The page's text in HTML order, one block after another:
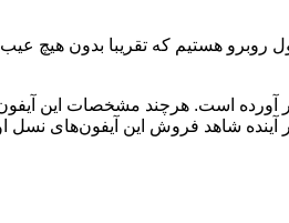
یک مدل بسیار نادر و آکبند نسخه ۴ گیگابایتی آیفون نسل
را تحت سلطه خود در آورده است. هرچند